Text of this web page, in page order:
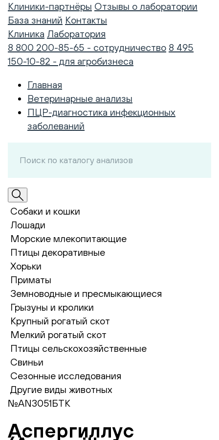
Клиники-партнёры Отзывы о лаборатории
База знаний Контакты
Клиника Лаборатория
8 800 200-85-65 - сотрудничество 8 495
150-10-82 - для агробизнеса
Главная
Ветеринарные анализы
ПЦР-диагностика инфекционных
заболеваний
Собаки и кошки
Лошади
Морские млекопитающие
Птицы декоративные
Хорьки
Приматы
Земноводные и пресмыкающиеся
Грызуны и кролики
Крупный рогатый скот
Мелкий рогатый скот
Птицы сельскохозяйственные
Свиньи
Сезонные исследования
Другие виды животных
№AN3051БТК
Аспергиллус